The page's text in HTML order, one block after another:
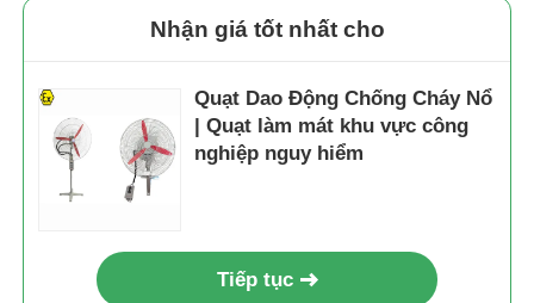
Nhận giá tốt nhất cho
Quạt Dao Động Chống Cháy Nổ
| Quạt làm mát khu vực công
nghiệp nguy hiểm
Tiếp tục